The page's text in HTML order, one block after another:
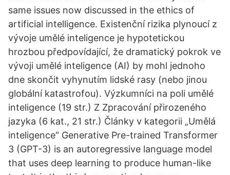
same issues now discussed in the ethics of
artificial intelligence. Existenční rizika plynoucí z
vývoje umělé inteligence je hypotetickou
hrozbou předpovídající, že dramatický pokrok ve
vývoji umělé inteligence (AI) by mohl jednoho
dne skončit vyhynutím lidské rasy (nebo jinou
globální katastrofou). Výzkumníci na poli umělé
inteligence‎ (19 str.) Z Zpracování přirozeného
jazyka‎ (6 kat., 21 str.) Články v kategorii „Umělá
inteligence“ Generative Pre-trained Transformer
3 (GPT-3) is an autoregressive language model
that uses deep learning to produce human-like